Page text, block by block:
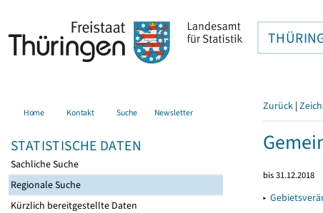
Home Kontakt Suche Newsletter
STATISTISCHE DATEN
Sachliche Suche
Regionale Suche
Kürzlich bereitgestellte Daten
Zurück |
bis 31.12.2018
▸